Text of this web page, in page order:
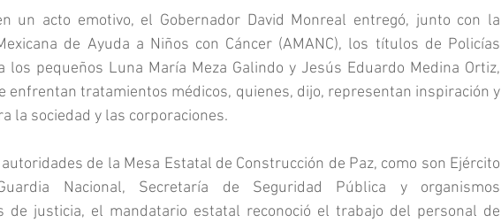
un acto emotivo, el Gobernador David Monreal entregó, junto con la
de Ayuda a Niños con Cáncer (AMANC), los títulos de Policías
los pequeños Luna María Meza Galindo y Jesús Eduardo Medina Ortiz,
enfrentan tratamientos médicos, quienes, dijo, representan inspiración y
la sociedad y las corporaciones.
de la Mesa Estatal de Construcción de Paz, como son Ejército
Nacional, Secretaría de Seguridad Pública y organismos
de justicia, el mandatario estatal reconoció el trabajo del personal de